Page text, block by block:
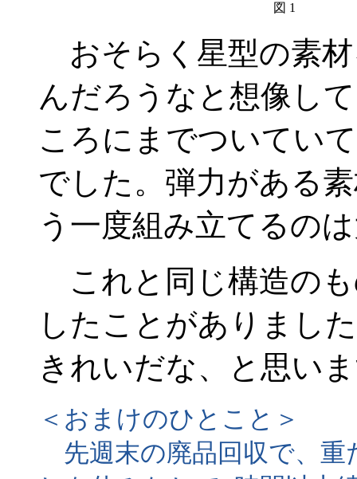
図 1
おそらく星型の素
んだろうなと想像し
ころにまでついてい
でした。弾力がある
う一度組み立てるの
これと同じ構造の
したことがありまし
きれいだな、と思い
＜おまけのひとこと＞
先週末の廃品回収で、重